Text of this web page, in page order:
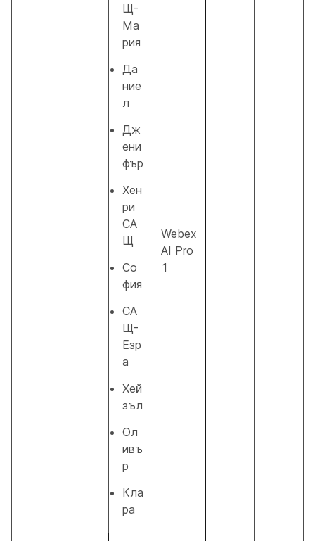
Щ-
Ма
рия
Да
ние
л
Дж
ени
фър
Хен
ри
СА
Щ
Со
фия
СА
Щ-
Езр
а
Хей
зъл
Ол
ивъ
р
Кла
ра
Webex
AI Pro
1